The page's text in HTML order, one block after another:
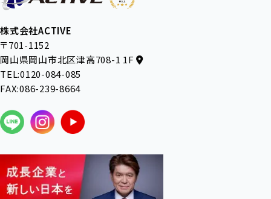
株式会社ACTIVE
〒701-1152
岡山県岡山市北区津高708-1 1F
TEL:0120-084-085
FAX:086-239-8664